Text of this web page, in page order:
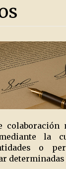
colaboración
la
o
determinadas